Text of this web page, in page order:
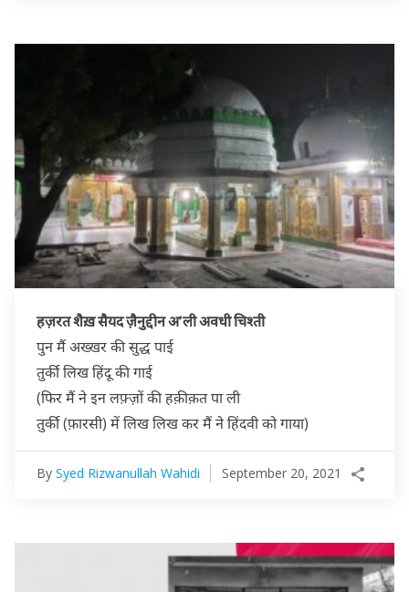
हज़रत शैख़ सैयद ज़ैनुद्दीन अ’ली अवधी चिश्ती
पुन मैं अख्खर की सुद्ध पाई
तुर्की लिख हिंदू की गाई
(फिर मैं ने इन लफ़्ज़ों की हक़ीक़त पा ली
तुर्की (फ़ारसी) में लिख लिख कर मैं ने हिंदवी को गाया)
By Syed Rizwanullah Wahidi September 20, 2021